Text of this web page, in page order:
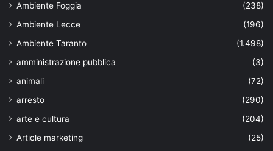
Ambiente Foggia
(238)
Ambiente Lecce
(196)
Ambiente Taranto
(1.498)
amministrazione pubblica
(3)
animali
(72)
arresto
(290)
arte e cultura
(204)
Article marketing
(25)